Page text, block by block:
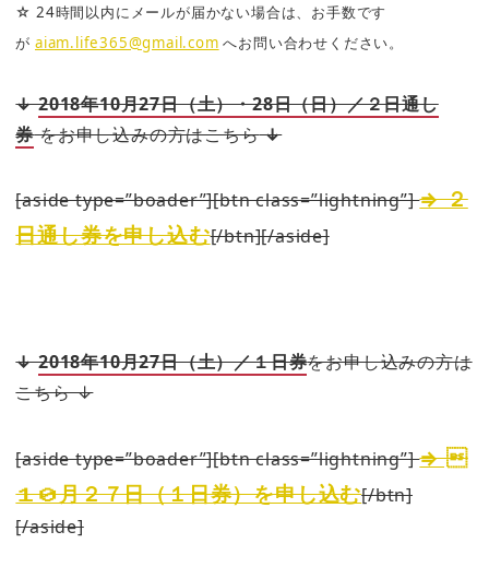
☆ 24時間以内にメールが届かない場合は、お手数です
が aiam.life365@gmail.com へお問い合わせください。
↓2018年10月27日（土）・28日（日）／２日通し
券 をお申し込みの方はこちら↓
[aside type=”boader”][btn class=”lightning”]⇒ ２
日通し券を申し込む[/btn][/aside]
↓2018年10月27日（土）／１日券をお申し込みの方は
こちら ↓
[aside type=”boader”][btn class=”lightning”]⇒ 
１０月２７日（１日券）を申し込む[/btn]
[/aside]